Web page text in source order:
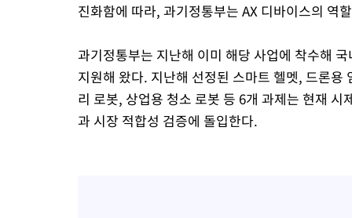
진화함에 따라, 과기정통부는 AX 디바이스의 역
과기정통부는 지난해 이미 해당 사업에 착수해
지원해 왔다. 지난해 선정된 스마트 헬멧, 드론
리 로봇, 상업용 청소 로봇 등 6개 과제는 현재
과 시장 적합성 검증에 돌입한다.